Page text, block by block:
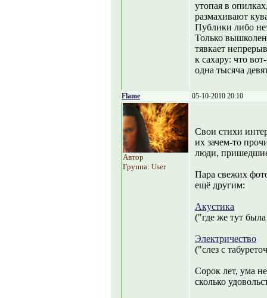
утопая в
размахивают
Публики либо
Только
тявкает
к сахару: что
одна тысяча
Flame 05-10-2010 20:10
Автор
Группа: User
Свои стихи
их зачем-то
люди, пришедшие
Пара свежих
ещё другим:
Акустика
("где же тут
Электричество
("слез с
Сорок лет, ума
сколько